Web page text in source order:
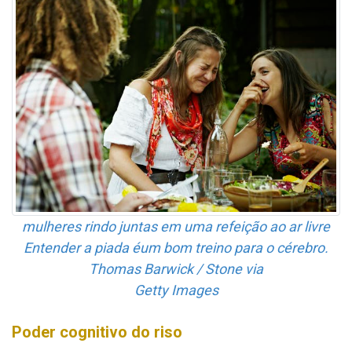
mulheres rindo juntas em uma refeição ao ar livre
Entender a piada éum bom treino para o cérebro.
Thomas Barwick / Stone via
Getty Images
Poder cognitivo do riso